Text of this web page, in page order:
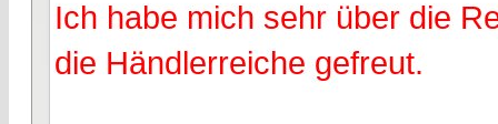
Ich habe mich sehr über die
die Händlerreiche gefreut.